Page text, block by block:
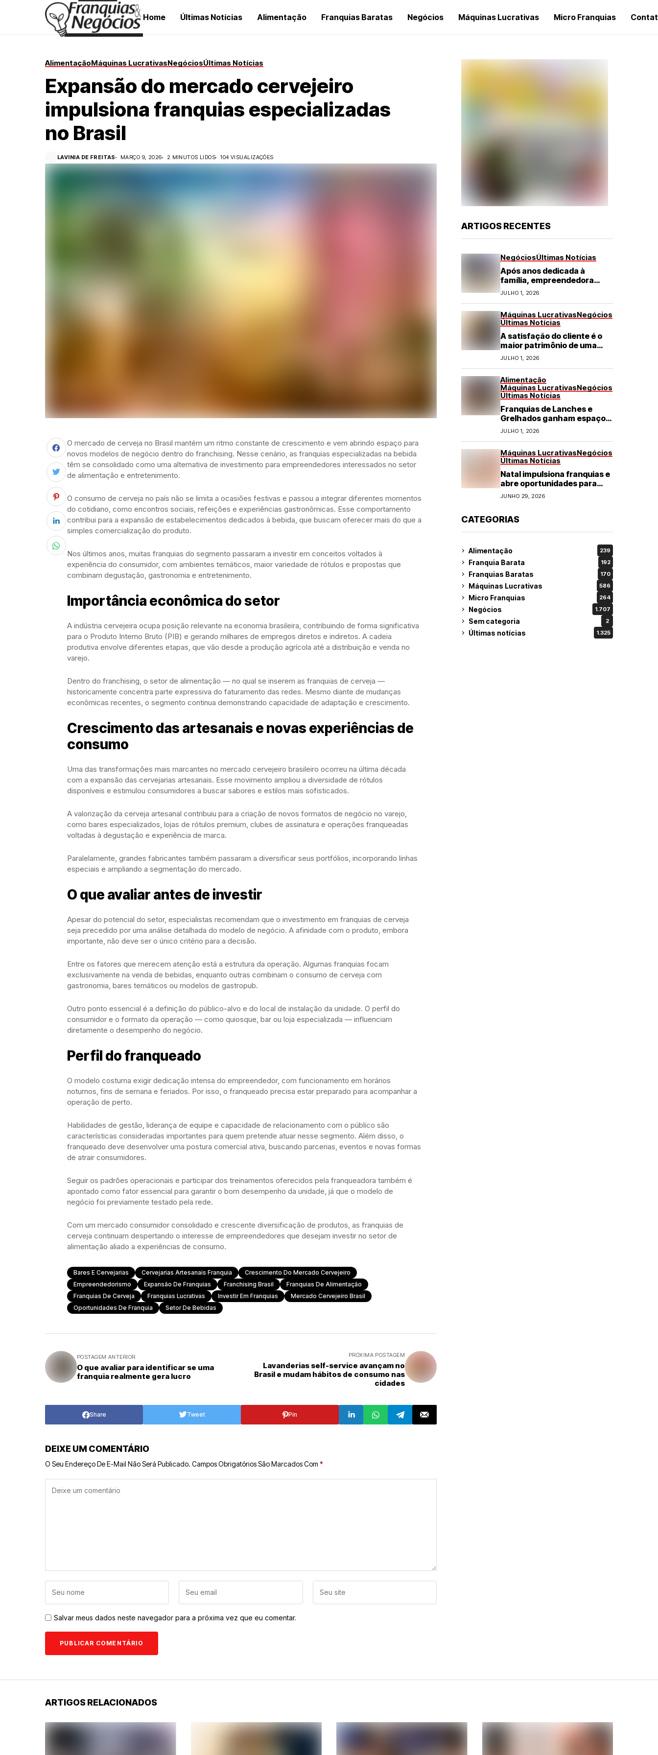
Home Últimas Notícias Alimentação Franquias Baratas Negócios Máquinas Lucrativas Micro Franquias
AlimentaçãoMáquinas LucrativasNegóciosÚltimas Notícias
Expansão do mercado cervejeiro
impulsiona franquias especializadas
no Brasil
LAVINIA DE FREITAS MARÇO 9, 2026 2 MINUTOS LIDOS 104 VISUALIZAÇÕES
O mercado de cerveja no Brasil mantém um ritmo constante de crescimento e vem abrindo espaço para
novos modelos de negócio dentro do franchising. Nesse cenário, as franquias especializadas na bebida
têm se consolidado como uma alternativa de investimento para empreendedores interessados no setor
de alimentação e entretenimento.
O consumo de cerveja no país não se limita a ocasiões festivas e passou a integrar diferentes momentos
do cotidiano, como encontros sociais, refeições e experiências gastronômicas. Esse comportamento
contribui para a expansão de estabelecimentos dedicados à bebida, que buscam oferecer mais do que a
simples comercialização do produto.
Nos últimos anos, muitas franquias do segmento passaram a investir em conceitos voltados à
experiência do consumidor, com ambientes temáticos, maior variedade de rótulos e propostas que
combinam degustação, gastronomia e entretenimento.
Importância econômica do setor
A indústria cervejeira ocupa posição relevante na economia brasileira, contribuindo de forma significativa
para o Produto Interno Bruto (PIB) e gerando milhares de empregos diretos e indiretos. A cadeia
produtiva envolve diferentes etapas, que vão desde a produção agrícola até a distribuição e venda no
varejo.
Dentro do franchising, o setor de alimentação — no qual se inserem as franquias de cerveja —
historicamente concentra parte expressiva do faturamento das redes. Mesmo diante de mudanças
econômicas recentes, o segmento continua demonstrando capacidade de adaptação e crescimento.
Crescimento das artesanais e novas experiências de
consumo
Uma das transformações mais marcantes no mercado cervejeiro brasileiro ocorreu na última década
com a expansão das cervejarias artesanais. Esse movimento ampliou a diversidade de rótulos
disponíveis e estimulou consumidores a buscar sabores e estilos mais sofisticados.
A valorização da cerveja artesanal contribuiu para a criação de novos formatos de negócio no varejo,
como bares especializados, lojas de rótulos premium, clubes de assinatura e operações franqueadas
voltadas à degustação e experiência de marca.
Paralelamente, grandes fabricantes também passaram a diversificar seus portfólios, incorporando linhas
especiais e ampliando a segmentação do mercado.
O que avaliar antes de investir
Apesar do potencial do setor, especialistas recomendam que o investimento em franquias de cerveja
seja precedido por uma análise detalhada do modelo de negócio. A afinidade com o produto, embora
importante, não deve ser o único critério para a decisão.
Entre os fatores que merecem atenção está a estrutura da operação. Algumas franquias focam
exclusivamente na venda de bebidas, enquanto outras combinam o consumo de cerveja com
gastronomia, bares temáticos ou modelos de gastropub.
Outro ponto essencial é a definição do público-alvo e do local de instalação da unidade. O perfil do
consumidor e o formato da operação — como quiosque, bar ou loja especializada — influenciam
diretamente o desempenho do negócio.
Perfil do franqueado
O modelo costuma exigir dedicação intensa do empreendedor, com funcionamento em horários
noturnos, fins de semana e feriados. Por isso, o franqueado precisa estar preparado para acompanhar a
operação de perto.
Habilidades de gestão, liderança de equipe e capacidade de relacionamento com o público são
características consideradas importantes para quem pretende atuar nesse segmento. Além disso, o
franqueado deve desenvolver uma postura comercial ativa, buscando parcerias, eventos e novas formas
de atrair consumidores.
Seguir os padrões operacionais e participar dos treinamentos oferecidos pela franqueadora também é
apontado como fator essencial para garantir o bom desempenho da unidade, já que o modelo de
negócio foi previamente testado pela rede.
Com um mercado consumidor consolidado e crescente diversificação de produtos, as franquias de
cerveja continuam despertando o interesse de empreendedores que desejam investir no setor de
alimentação aliado a experiências de consumo.
Bares E Cervejarias Cervejarias Artesanais Franquia
Crescimento Do Mercado Cervejeiro
Empreendedorismo
Expansão De Franquias Franchising Brasil
Franquias De Alimentação
Franquias De Cerveja
Franquias Lucrativas Investir Em Franquias
Mercado Cervejeiro Brasil
Oportunidades De Franquia
Setor De Bebidas
POSTAGEM ANTERIOR
O que avaliar para identificar se uma
franquia realmente gera lucro
PRÓXIMA POSTAGEM
Lavanderias self-service avançam no
Brasil e mudam hábitos de consumo nas
cidades
Share Tweet Pin
DEIXE UM COMENTÁRIO
O Seu Endereço De E-Mail Não Será Publicado. Campos Obrigatórios São Marcados Com *
Salvar meus dados neste navegador para a próxima vez que eu comentar.
ARTIGOS RECENTES
NegóciosÚltimas Notícias
Após anos dedicada à
família, empreendedora
transforma franquia de
turismo em negócio de
JULHO 1, 2026
Máquinas LucrativasNegócios
Últimas Notícias
A satisfação do cliente é o
maior patrimônio de uma
franquia
JULHO 1, 2026
Alimentação
Máquinas LucrativasNegócios
Últimas Notícias
Franquias de Lanches e
Grelhados ganham espaço
com demanda por refeições
rápidas e de qualidade
JULHO 1, 2026
Máquinas LucrativasNegócios
Últimas Notícias
Natal impulsiona franquias e
abre oportunidades para
diversos segmentos do
JUNHO 29, 2026
CATEGORIAS
Alimentação 239
Franquia Barata 192
Franquias Baratas 170
Máquinas Lucrativas 586
Micro Franquias 264
Negócios 1.707
Sem categoria 2
Últimas notícias 1.325
ARTIGOS RELACIONADOS